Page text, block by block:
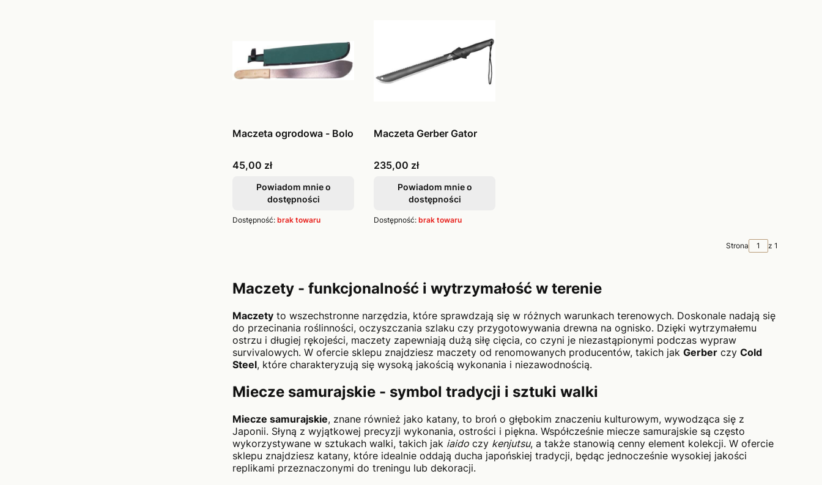
Maczeta ogrodowa - Bolo
Cena
45,00 zł
Powiadom mnie o
dostępności
Dostępność: brak towaru
Maczeta Gerber Gator
Cena
235,00 zł
Powiadom mnie o
dostępności
Dostępność: brak towaru
Strona z 1
Maczety - funkcjonalność i wytrzymałość w terenie
Maczety to wszechstronne narzędzia, które sprawdzają się w różnych warunkach terenowych. Doskonale nadają się
do przecinania roślinności, oczyszczania szlaku czy przygotowywania drewna na ognisko. Dzięki wytrzymałemu
ostrzu i długiej rękojeści, maczety zapewniają dużą siłę cięcia, co czyni je niezastąpionymi podczas wypraw
survivalowych. W ofercie sklepu znajdziesz maczety od renomowanych producentów, takich jak Gerber czy Cold
Steel, które charakteryzują się wysoką jakością wykonania i niezawodnością.
Miecze samurajskie - symbol tradycji i sztuki walki
Miecze samurajskie, znane również jako katany, to broń o głębokim znaczeniu kulturowym, wywodząca się z
Japonii. Słyną z wyjątkowej precyzji wykonania, ostrości i piękna. Współcześnie miecze samurajskie są często
wykorzystywane w sztukach walki, takich jak iaido czy kenjutsu, a także stanowią cenny element kolekcji. W ofercie
sklepu znajdziesz katany, które idealnie oddają ducha japońskiej tradycji, będąc jednocześnie wysokiej jakości
replikami przeznaczonymi do treningu lub dekoracji.